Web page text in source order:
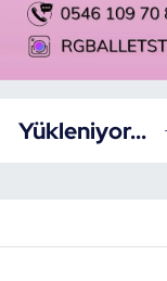
Yükleniyor...